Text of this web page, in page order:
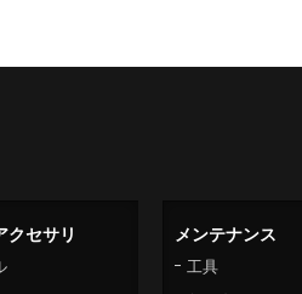
クセサリ メンテナンス
工具